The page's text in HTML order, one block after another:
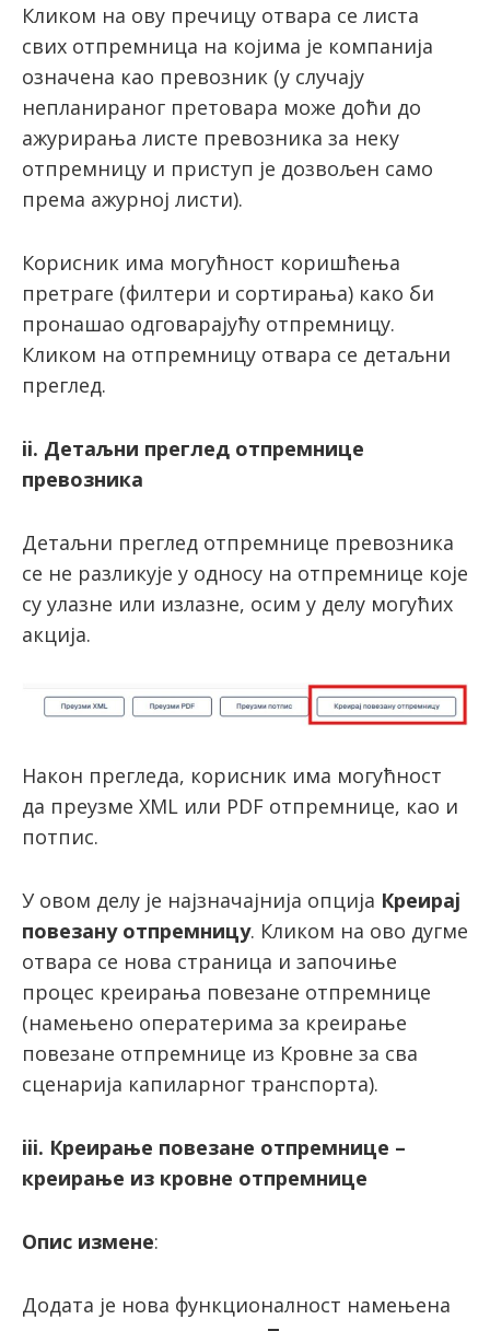
Кликом на ову пречицу отвара се листа
свих отпремница на којима је компанија
означена као превозник (у случају
непланираног претовара може доћи до
ажурирања листе превозника за неку
отпремницу и приступ је дозвољен само
према ажурној листи).
Корисник има могућност коришћења
претраге (филтери и сортирања) како би
пронашао одговарајућу отпремницу.
Кликом на отпремницу отвара се детаљни
преглед.
ii. Детаљни преглед отпремнице
превозника
Детаљни преглед отпремнице превозника
се не разликује у односу на отпремнице које
су улазне или излазне, осим у делу могућих
акција.
Након прегледа, корисник има могућност
да преузме XML или PDF отпремнице, као и
потпис.
У овом делу је најзначајнија опција Креирај
повезану отпремницу. Кликом на ово дугме
отвара се нова страница и започиње
процес креирања повезане отпремнице
(намењено оператерима за креирање
повезане отпремнице из Кровне за сва
сценарија капиларног транспорта).
iii. Креирање повезане отпремнице –
креирање из кровне отпремнице
Опис измене:
Додата је нова функционалност намењена